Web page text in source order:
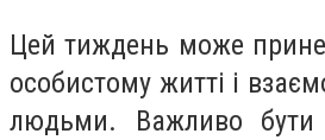
Цей тиждень може
особистому житті і
людьми. Важливо бути